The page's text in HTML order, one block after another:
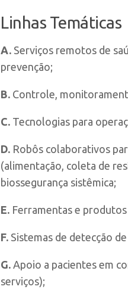
Linhas Temáticas
A. Serviços remotos de
prevenção;
B. Controle,
C. Tecnologias para
D. Robôs colaborativos
(alimentação, coleta de
biossegurança sistêmica;
E. Ferramentas e
F. Sistemas de detecção
G. Apoio a pacientes em
serviços);